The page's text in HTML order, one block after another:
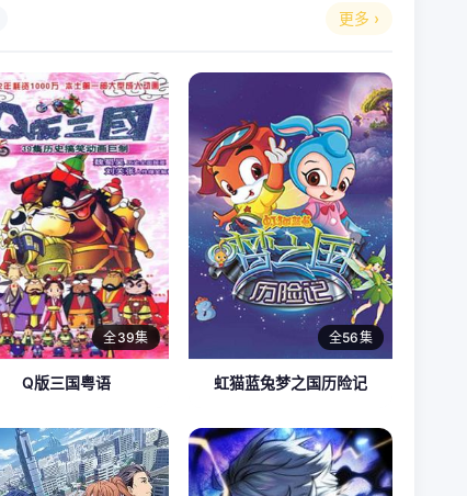
更多 ›
全39集
Q版三国粤语
全56集
虹猫蓝兔梦之国历险记